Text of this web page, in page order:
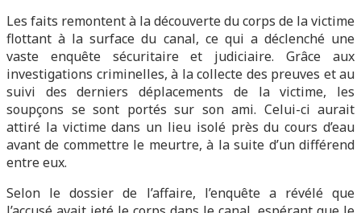
Les faits remontent à la découverte du corps de la victime
flottant à la surface du canal, ce qui a déclenché une
vaste enquête sécuritaire et judiciaire. Grâce aux
investigations criminelles, à la collecte des preuves et au
suivi des derniers déplacements de la victime, les
soupçons se sont portés sur son ami. Celui-ci aurait
attiré la victime dans un lieu isolé près du cours d’eau
avant de commettre le meurtre, à la suite d’un différend
entre eux.
Selon le dossier de l’affaire, l’enquête a révélé que